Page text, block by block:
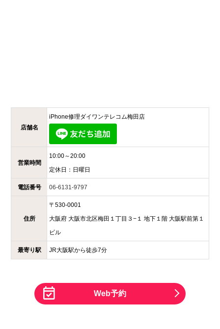
店舗名
iPhone修理ダイワンテレコム梅田店
営業時間
10:00～20:00
定休日： 日曜日
電話番号 06-6131-9797
住所
〒 530-0001
大阪府 大阪市北区梅田１丁目３−１ 地下１階 大阪駅前第１
ビル
最寄り駅 JR大阪駅から徒歩7分
Web予約